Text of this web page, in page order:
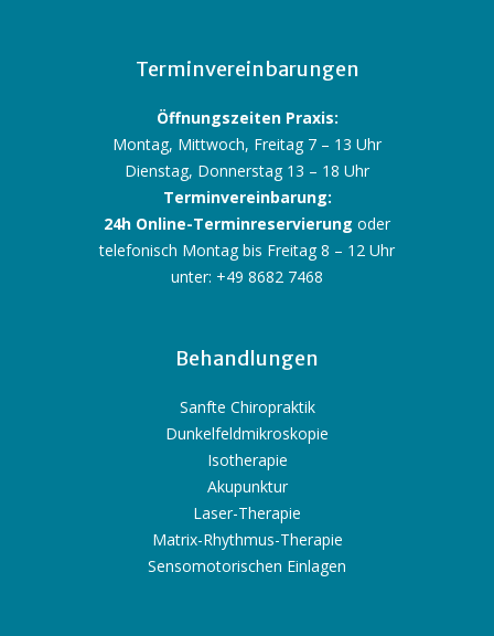
Terminvereinbarungen
Öffnungszeiten Praxis:
Montag, Mittwoch, Freitag 7 – 13 Uhr
Dienstag, Donnerstag 13 – 18 Uhr
Terminvereinbarung:
24h Online-Terminreservierung oder
telefonisch Montag bis Freitag 8 – 12 Uhr
unter: +49 8682 7468
Behandlungen
Sanfte Chiropraktik
Dunkelfeldmikroskopie
Isotherapie
Akupunktur
Laser-Therapie
Matrix-Rhythmus-Therapie
Sensomotorischen Einlagen